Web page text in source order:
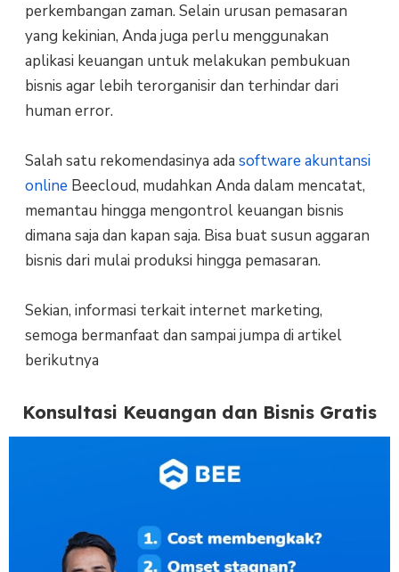
perkembangan zaman. Selain urusan pemasaran
yang kekinian, Anda juga perlu menggunakan
aplikasi keuangan untuk melakukan pembukuan
bisnis agar lebih terorganisir dan terhindar dari
human error.
Salah satu rekomendasinya ada software akuntansi
online Beecloud, mudahkan Anda dalam mencatat,
memantau hingga mengontrol keuangan bisnis
dimana saja dan kapan saja. Bisa buat susun aggaran
bisnis dari mulai produksi hingga pemasaran.
Sekian, informasi terkait internet marketing,
semoga bermanfaat dan sampai jumpa di artikel
berikutnya
Konsultasi Keuangan dan Bisnis Gratis